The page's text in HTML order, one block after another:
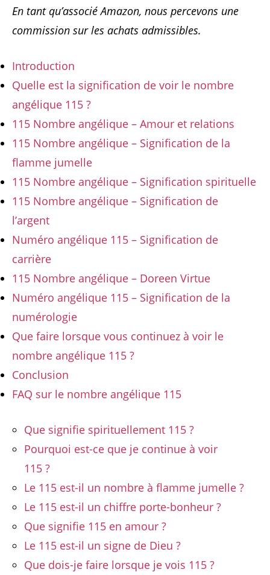
En tant qu’associé Amazon, nous percevons une
commission sur les achats admissibles.
Introduction
Quelle est la signification de voir le nombre
angélique 115 ?
115 Nombre angélique – Amour et relations
115 Nombre angélique – Signification de la
flamme jumelle
115 Nombre angélique – Signification spirituelle
115 Nombre angélique – Signification de
l’argent
Numéro angélique 115 – Signification de
carrière
115 Nombre angélique – Doreen Virtue
Numéro angélique 115 – Signification de la
numérologie
Que faire lorsque vous continuez à voir le
nombre angélique 115 ?
Conclusion
FAQ sur le nombre angélique 115
Que signifie spirituellement 115 ?
Pourquoi est-ce que je continue à voir
115 ?
Le 115 est-il un nombre à flamme jumelle ?
Le 115 est-il un chiffre porte-bonheur ?
Que signifie 115 en amour ?
Le 115 est-il un signe de Dieu ?
Que dois-je faire lorsque je vois 115 ?